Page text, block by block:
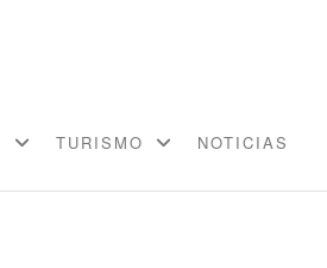
TURISMO NOTICIAS